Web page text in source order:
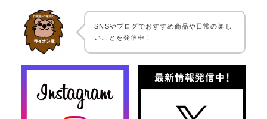
SNSやブログでおすすめ商品や日常の楽し
いことを発信中！